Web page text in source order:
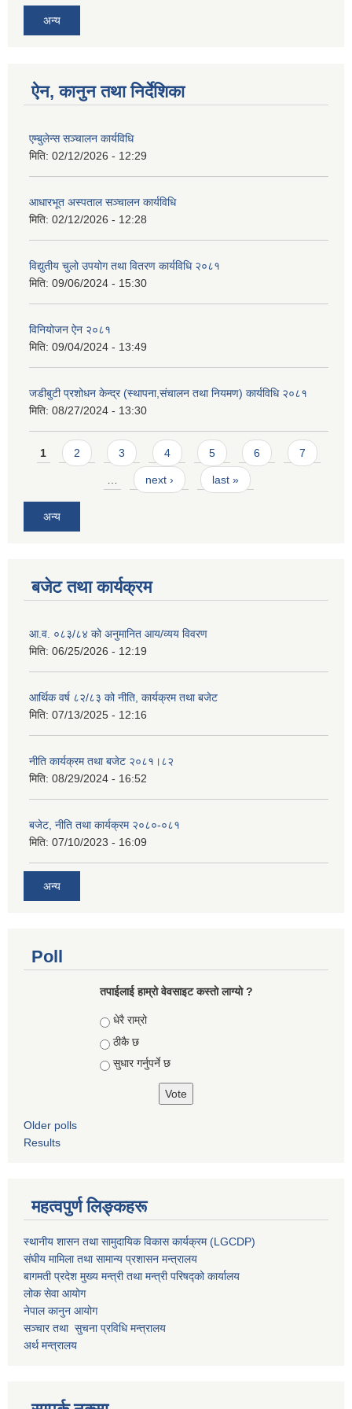
अन्य
ऐन, कानुन तथा निर्देशिका
एम्बुलेन्स सञ्चालन कार्यविधि
मिति: 02/12/2026 - 12:29
आधारभूत अस्पताल सञ्चालन कार्यविधि
मिति: 02/12/2026 - 12:28
विद्युतीय चुलो उपयोग तथा वितरण कार्यविधि २०८१
मिति: 09/06/2024 - 15:30
विनियोजन ऐन २०८१
मिति: 09/04/2024 - 13:49
जडीबुटी प्रशोधन केन्द्र (स्थापना,संचालन तथा नियमण) कार्यविधि २०८१
मिति: 08/27/2024 - 13:30
Pages
1 2 3 4 5 6 7
… next › last »
अन्य
बजेट तथा कार्यक्रम
आ.व. ०८३/८४ को अनुमानित आय/व्यय विवरण
मिति: 06/25/2026 - 12:19
आर्थिक वर्ष ८२/८३ को नीति, कार्यक्रम तथा बजेट
मिति: 07/13/2025 - 12:16
नीति कार्यक्रम तथा बजेट २०८१।८२
मिति: 08/29/2024 - 16:52
बजेट, नीति तथा कार्यक्रम २०८०-०८१
मिति: 07/10/2023 - 16:09
अन्य
Poll
तपाईलाई हाम्रो वेवसाइट कस्ताे लाग्याे ?
Choices
धेरै राम्रो
ठीकै छ
सुधार गर्नुपर्ने छ
Older polls
Results
महत्वपुर्ण लिङ्कहरू
स्थानीय शासन तथा सामुदायिक विकास कार्यक्रम (LGCDP)
संघीय मामिला तथा सामान्य प्रशासन मन्त्रालय
बागमती प्रदेश मुख्य मन्त्री तथा मन्त्री परिषद्को कार्यालय
लोक सेवा आयोग
नेपाल कानुन आयोग
सञ्चार तथा सुचना प्रविधि मन्त्रालय
अर्थ मन्त्रालय